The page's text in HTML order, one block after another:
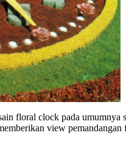
floral clock pada umumnya
view